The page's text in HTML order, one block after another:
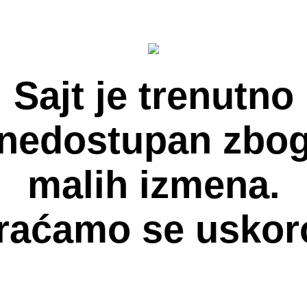
Sajt je trenutno
malih izmena.
se